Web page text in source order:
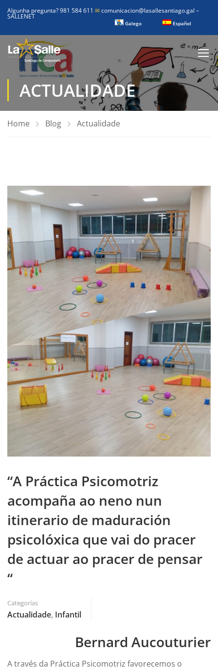
Algunha pregunta? 981 584 611 ✉comunicacion@lasallesantiago.gal –
SALLENET
Galego Español
ACTUALIDADE
Home Blog Actualidade
“A Práctica Psicomotriz
acompaña ao neno nun
itinerario de maduración
psicolóxica que vai do pracer
de actuar ao pracer de pensar
“
Categorías
Actualidade, Infantil
Bernard Aucouturier
A través da Práctica Psicomotriz favorecemos o